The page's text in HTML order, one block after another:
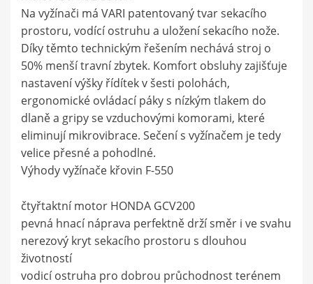
Na vyžínači má VARI patentovaný tvar sekacího
prostoru, vodící ostruhu a uložení sekacího nože.
Díky těmto technickým řešením nechává stroj o
50% menší travní zbytek. Komfort obsluhy zajišťuje
nastavení výšky řídítek v šesti polohách,
ergonomické ovládací páky s nízkým tlakem do
dlaně a gripy se vzduchovými komorami, které
eliminují mikrovibrace. Sečení s vyžínačem je tedy
velice přesné a pohodlné.
Výhody vyžínače křovin F-550
čtyřtaktní motor HONDA GCV200
pevná hnací náprava perfektně drží směr i ve svahu
nerezový kryt sekacího prostoru s dlouhou
životností
vodicí ostruha pro dobrou průchodnost terénem